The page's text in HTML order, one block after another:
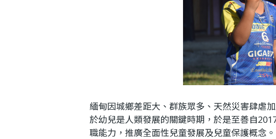
緬甸因城鄉差距大、群族眾多、天然災害肆虐
於幼兒是人類發展的關鍵時期，於是至善自
職能力，推廣全面性兒童發展及兒童保護概念。